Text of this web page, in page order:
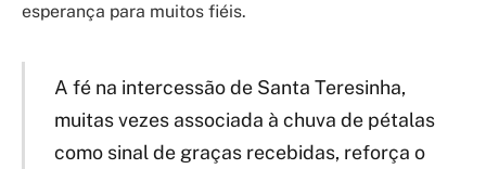
esperança para muitos fiéis.
A fé na intercessão de Santa Teresinha,
muitas vezes associada à chuva de pétalas
como sinal de graças recebidas, reforça o